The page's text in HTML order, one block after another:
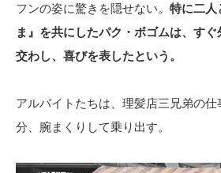
フンの姿に驚きを隠せない。 特に二人
ま』を共にしたパク・ボゴムは、す
交わし、喜びを表したという。
アルバイトたちは、理髪店三兄弟の
分、腕まくりして乗り出す。